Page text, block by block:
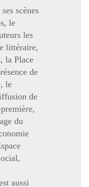
scènes
le
les
littéraire,
la Place
de
le
de
du
aussi